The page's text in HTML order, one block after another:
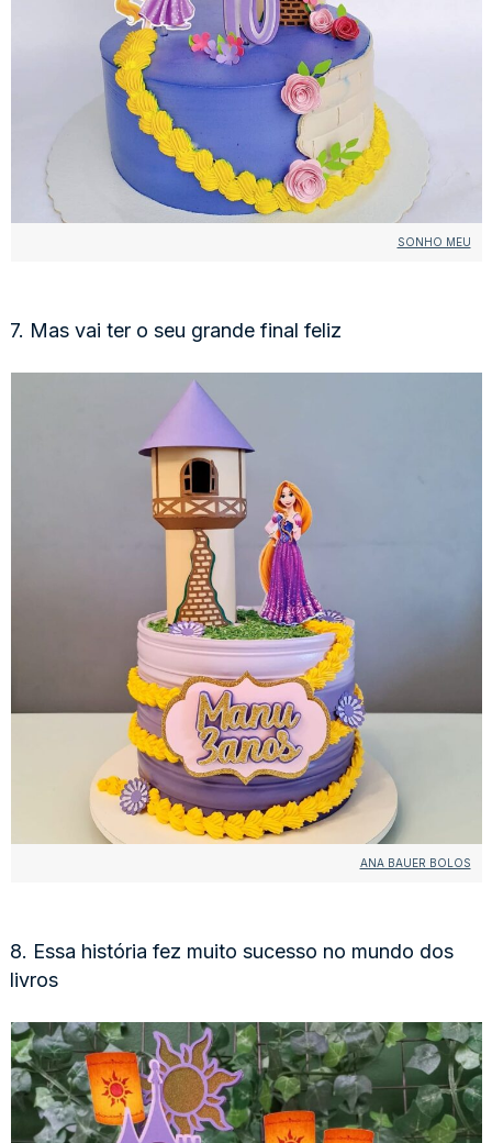
SONHO MEU
7. Mas vai ter o seu grande final feliz
ANA BAUER BOLOS
8. Essa história fez muito sucesso no mundo dos
livros